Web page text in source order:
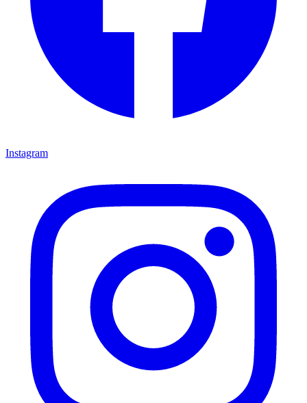
Instagram